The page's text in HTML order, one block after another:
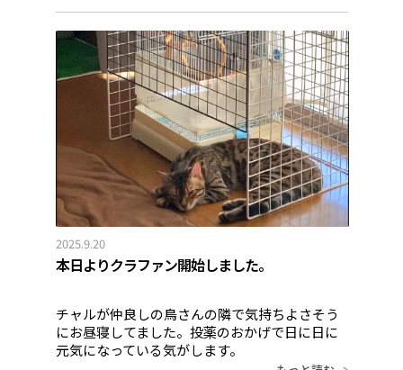
2025.9.20
本日よりクラファン開始しました。
チャルが仲良しの鳥さんの隣で気持ちよさそう
にお昼寝してました。投薬のおかげで日に日に
元気になっている気がします。